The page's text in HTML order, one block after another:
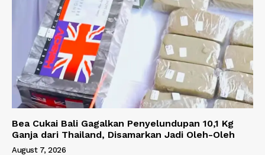
Bea Cukai Bali Gagalkan Penyelundupan 10,1 Kg
Ganja dari Thailand, Disamarkan Jadi Oleh-Oleh
August 7, 2026